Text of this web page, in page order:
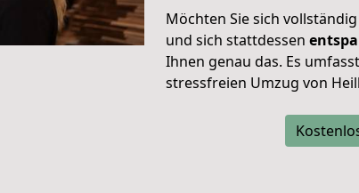
Möchten Sie sich
und sich stattdessen
Ihnen genau das. Es
stressfreien Umzug von